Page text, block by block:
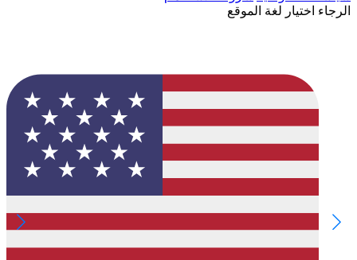
الرجاء اختيار لغة الموقع